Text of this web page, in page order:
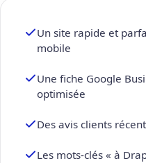
Un site rapide et
mobile
Une fiche Google
optimisée
Des avis clients
Les mots-clés « à